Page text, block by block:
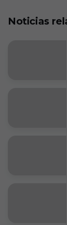
Noticias